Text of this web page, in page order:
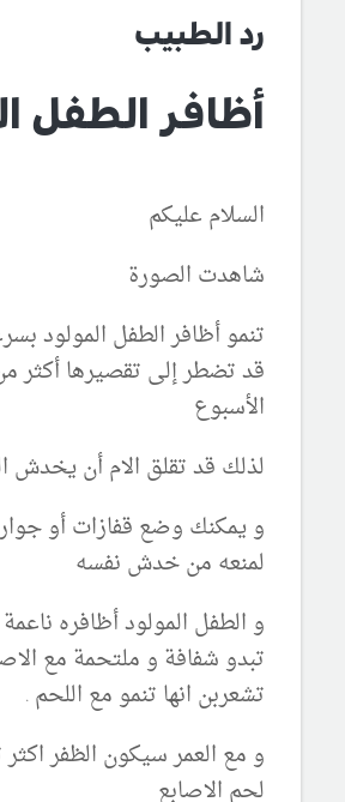
رد الطبيب
أظافر الطفل
السلام عليكم
شاهدت الصورة
تنمو أظافر الطفل المولود
قد تضطر إلى تقصيرها أكثر
الأسبوع
لذلك قد تقلق الام أن يخدش
و يمكنك وضع قفازات أو
لمنعه من خدش نفسه
و الطفل المولود أظافره
تبدو شفافة و ملتحمة مع
تشعربن انها تنمو مع اللحم .
و مع العمر سيكون الظفر
لحم الاصابع